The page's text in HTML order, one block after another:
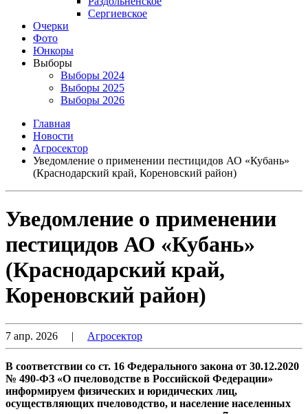
Сергиевское
Очерки
Фото
Юнкоры
Выборы
Выборы 2024
Выборы 2025
Выборы 2026
Главная
Новости
Агросектор
Уведомление о применении пестицидов АО «Кубань»
(Краснодарский край, Кореновский район)
Уведомление о применении
пестицидов АО «Кубань»
(Краснодарский край,
Кореновский район)
7 апр. 2026 | Агросектор
В соответствии со ст. 16 Федерального закона от 30.12.2020
№ 490-ФЗ «О пчеловодстве в Российской Федерации»
информируем физических и юридических лиц,
осуществляющих пчеловодство, и население населенных